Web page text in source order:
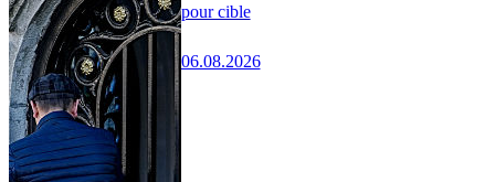
pour cible
06.08.2026